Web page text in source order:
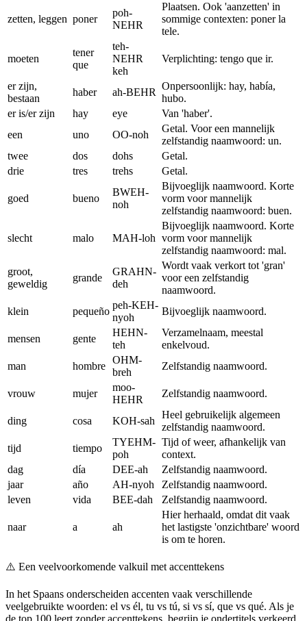
zetten, leggen poner
poh-
NEHR
Plaatsen. Ook 'aanzetten' in
sommige contexten: poner la
tele.
moeten
tener
que
teh-
NEHR
keh
Verplichting: tengo que ir.
er zijn,
bestaan
haber ah-BEHR
Onpersoonlijk: hay, había,
hubo.
er is/er zijn
hay eye
Van 'haber'.
een
uno OO-noh
Getal. Voor een mannelijk
zelfstandig naamwoord: un.
twee
dos dohs
Getal.
drie
tres trehs Getal.
goed bueno
BWEH-
noh
Bijvoeglijk naamwoord. Korte
vorm voor mannelijk
zelfstandig naamwoord: buen.
slecht malo MAH-loh
Bijvoeglijk naamwoord. Korte
vorm voor mannelijk
zelfstandig naamwoord: mal.
groot,
geweldig
grande
GRAHN-
deh
Wordt vaak verkort tot 'gran'
voor een zelfstandig
naamwoord.
klein
pequeño
peh-KEH-
nyoh
Bijvoeglijk naamwoord.
mensen gente
HEHN-
teh
Verzamelnaam, meestal
enkelvoud.
man
hombre
OHM-
breh
Zelfstandig naamwoord.
vrouw mujer
moo-
HEHR
Zelfstandig naamwoord.
ding cosa KOH-sah
Heel gebruikelijk algemeen
zelfstandig naamwoord.
tijd
tiempo
TYEHM-
poh
Tijd of weer, afhankelijk van
context.
dag
día DEE-ah
Zelfstandig naamwoord.
jaar
año AH-nyoh
Zelfstandig naamwoord.
leven
vida BEE-dah Zelfstandig naamwoord.
naar a ah
Hier herhaald, omdat dit vaak
het lastigste 'onzichtbare' woord
is om te horen.
⚠️ Een veelvoorkomende valkuil met accenttekens
In het Spaans onderscheiden accenten vaak verschillende
veelgebruikte woorden: el vs él, tu vs tú, si vs sí, que vs qué. Als je